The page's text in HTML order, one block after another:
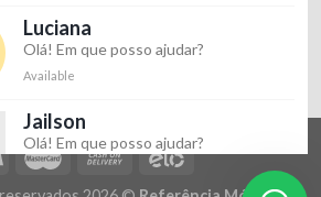
Jailson
Olá! Em que posso ajudar?